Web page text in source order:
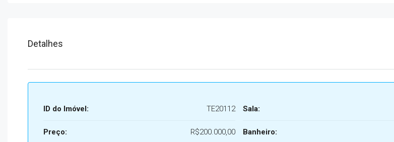
Detalhes
ID do Imóvel: TE20112
Preço: R$200.000,00
Sala:
Banheiro: